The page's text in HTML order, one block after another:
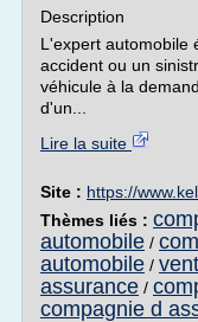
Description
L'expert automobile
accident ou un
véhicule à la
d'un...
Lire la suite
Site : https://
Thèmes liés :
automobile /
automobile /
assurance /
compagnie d